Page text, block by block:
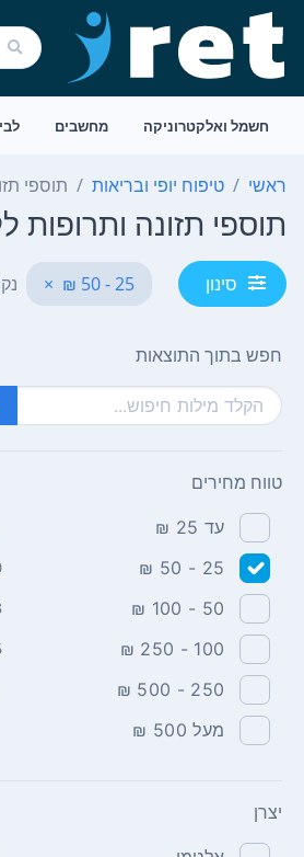
חשמל ואלקטרוניקה מחשבים
ראשי טיפוח יופי ובריאות תוספי
תוספי תזונה
סינון 25 - 50 ₪
×
חפש בתוך התוצאות
טווח מחירים
עד 25 ₪
25 - 50 ₪
50 - 100 ₪
100 - 250 ₪
250 - 500 ₪
מעל 500 ₪
יצרן